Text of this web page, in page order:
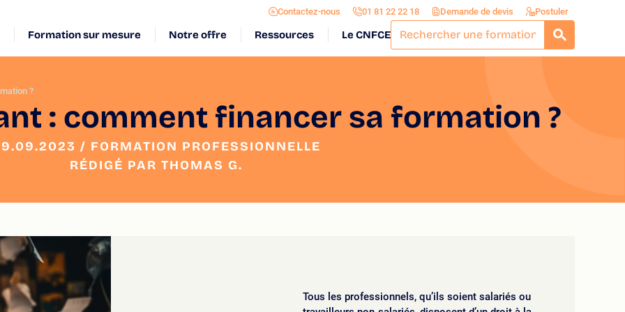
Contactez-nous 01 81 22 22 18 Demande de devis Postuler
Formation sur mesure Notre offre Ressources Le CNFCE
?
: comment financer sa formation ?
/ FORMATION PROFESSIONNELLE
RÉDIGÉ PAR THOMAS G.
Tous les professionnels, qu’ils soient salariés ou